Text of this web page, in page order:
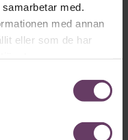
med.
med annan
eller som de har